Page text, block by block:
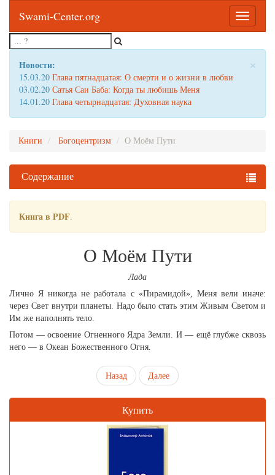
Toggle
Swami-Center.org
×
Новости:
15.03.20 Глава пятнадцатая: О смерти и о жизни в любви
03.02.20 Сатья Саи Баба: Когда ты любишь Меня
14.01.20 Глава четырнадцатая: Духовная наука
Книги Богоцентризм О Моём Пути
Содержание
Книга в PDF.
О Моём Пути
Лада
Лично Я никогда не работала с «Пирамидой», Меня вели иначе:
через Свет внутри планеты. Надо было стать этим Живым Светом и
Им же наполнять тело.
Потом — освоение Огненного Ядра Земли. И — ещё глубже сквозь
него — в Океан Божественного Огня.
Назад Далее
Купить